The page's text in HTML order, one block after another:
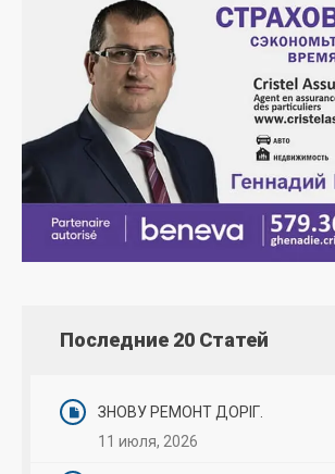
Последние 20 Статей
ЗНОВУ РЕМОНТ ДОРІГ.
11 июля, 2026